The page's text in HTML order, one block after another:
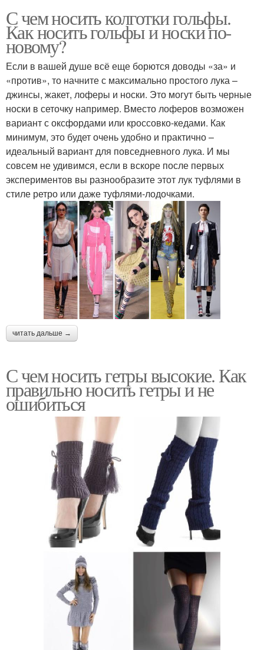
С чем носить колготки гольфы.
Как носить гольфы и носки по-
новому?
Если в вашей душе всё еще борются доводы «за» и
«против», то начните с максимально простого лука –
джинсы, жакет, лоферы и носки. Это могут быть черные
носки в сеточку например. Вместо лоферов возможен
вариант с оксфордами или кроссовко-кедами. Как
минимум, это будет очень удобно и практично –
идеальный вариант для повседневного лука. И мы
совсем не удивимся, если в вскоре после первых
экспериментов вы разнообразите этот лук туфлями в
стиле ретро или даже туфлями-лодочками.
читать дальше →
С чем носить гетры высокие. Как
правильно носить гетры и не
ошибиться